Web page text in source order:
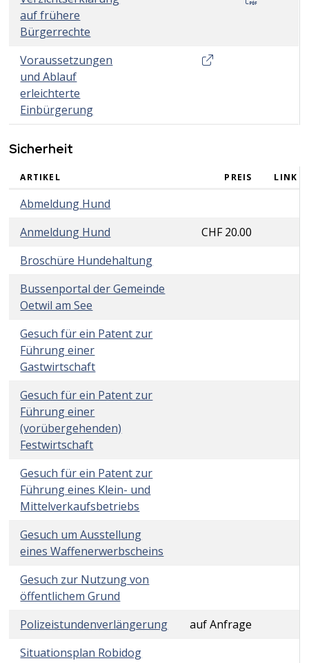
auf frühere
Bürgerrechte
Voraussetzungen
und Ablauf
erleichterte
Einbürgerung
Gemeindeamt
Sicherheit
Sicherheit
ARTIKEL PREIS LINK
Abmeldung Hund
Anmeldung Hund
CHF 20.00
Broschüre Hundehaltung
Bussenportal der Gemeinde
Oetwil am See
Gesuch für ein Patent zur
Führung einer
Gastwirtschaft
Gesuch für ein Patent zur
Führung einer
(vorübergehenden)
Festwirtschaft
Gesuch für ein Patent zur
Führung eines Klein- und
Mittelverkaufsbetriebs
Gesuch um Ausstellung
eines Waffenerwerbscheins
Gesuch zur Nutzung von
öffentlichem Grund
Polizeistundenverlängerung
auf Anfrage
Situationsplan Robidog